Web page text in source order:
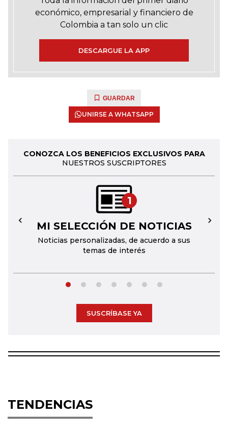
económico, empresarial y financiero de
Colombia a tan solo un clic
DESCARGUE LA APP
GUARDAR
UNIRSE A WHATSAPP
CONOZCA LOS BENEFICIOS EXCLUSIVOS PARA
NUESTROS SUSCRIPTORES
1
MI SELECCIÓN DE NOTICIAS
Noticias personalizadas, de acuerdo a sus
temas de interés
← →
SUSCRÍBASE YA
TENDENCIAS